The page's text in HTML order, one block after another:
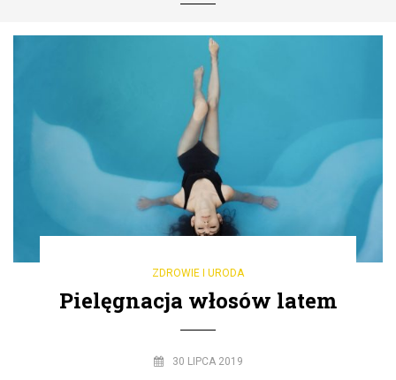
ZDROWIE I URODA
Pielęgnacja włosów latem
30 LIPCA 2019